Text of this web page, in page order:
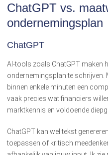
ChatGPT vs.
ondernemingsplan
ChatGPT
AI-tools zoals ChatGPT maken
ondernemingsplan te schrijven.
binnen enkele minuten een
vaak precies wat financiers
marktkennis en voldoende
ChatGPT kan wel tekst
toepassen of kritisch